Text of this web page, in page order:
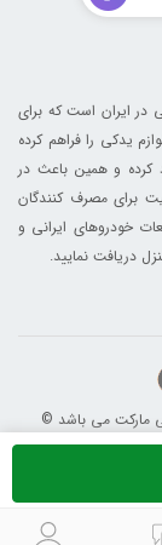
ایران است که برای
یدکی را فراهم کرده
کرده و همین باعث در
برای مصرف کنندگان
خودروهای ایرانی و
دریافت نمایید.
مارکت می باشد